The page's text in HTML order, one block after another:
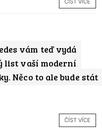
ČÍST VÍCE
vám teď vydá
list vaší moderní
Něco to ale bude stát
ČÍST VÍCE